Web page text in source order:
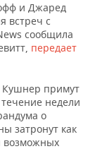
и Джаред
встреч с
сообщила
передает
Кушнер примут
недели
о
затронут как
возможных